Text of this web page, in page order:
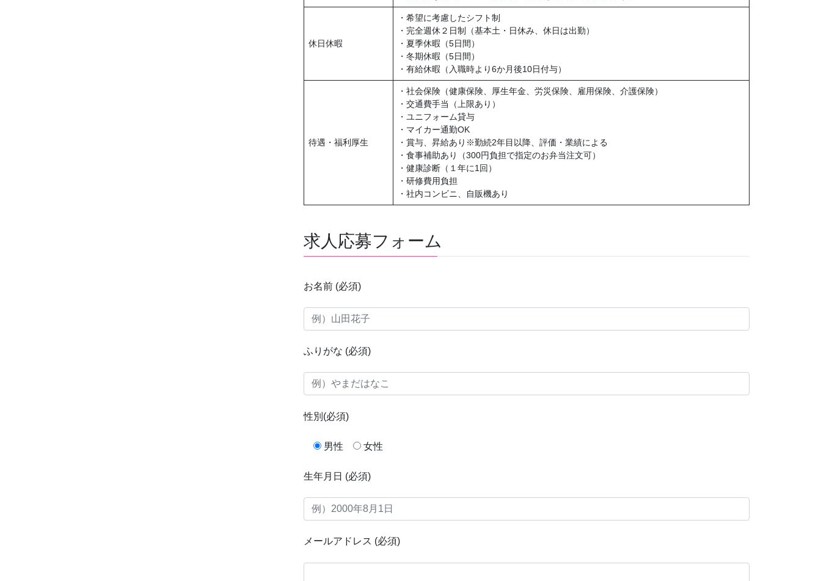
休日休暇
・希望に考慮したシフト制
・完全週休２日制（基本土・日休み、休日は出勤）
・夏季休暇（5日間）
・冬期休暇（5日間）
・有給休暇（入職時より6か月後10日付与）
待遇・福利厚生
・社会保険（健康保険、厚生年金、労災保険、雇用保険、介護保険）
・交通費手当（上限あり）
・ユニフォーム貸与
・マイカー通勤OK
・賞与、昇給あり※勤続2年目以降、評価・業績による
・食事補助あり（300円負担で指定のお弁当注文可）
・健康診断（１年に1回）
・研修費用負担
・社内コンビニ、自販機あり
求人応募フォーム
お名前 (必須)
ふりがな (必須)
性別 (必須)
男性 女性
生年月日 (必須)
メールアドレス (必須)